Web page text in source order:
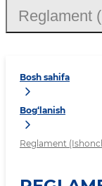
Bosh sahifa
Bog‘lanish
Reglament
Reglament